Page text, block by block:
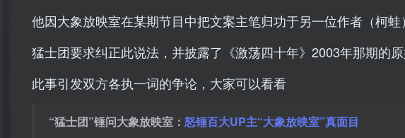
他因大象放映室在某期节目中把文案主笔归功于另一位作者（柯蛙
猛士团要求纠正此说法，并披露了《激荡四十年》2003年那期的
此事引发双方各执一词的争论，大家可以看看
“猛士团”锤问大象放映室： 怒锤百大UP主“大象放映室”真面目